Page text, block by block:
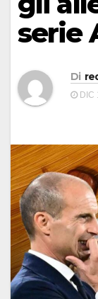
serie
Di
DIC